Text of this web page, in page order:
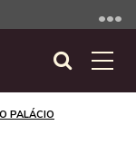
Abrir
PALÁCIO